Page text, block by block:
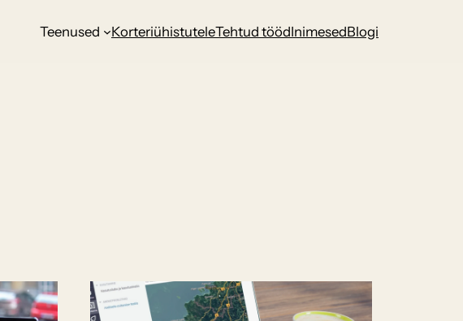
Teenused KorteriühistuteleTehtud töödInimesedBlogi